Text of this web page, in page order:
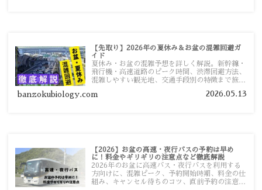
【先取り】2026年の夏休み＆お盆の混雑回避ガ
イド
夏休み・お盆の混雑予想を詳しく解説。新幹線・
飛行機・高速道路のピーク時間、渋滞回避方法、
混雑しやすい観光地、交通手段別の特徴まで旅行
banzokubiology.com 2026.05.13
【2026】お盆の高速・夜行バスの予約は早め
に！料金やギリギリの注意点など徹底解説
2026年のお盆に高速バス・夜行バスを利用する
方向けに、混雑ピーク、予約開始時期、料金の仕
組み、キャンセル待ちのコツ、直前予約の注意点